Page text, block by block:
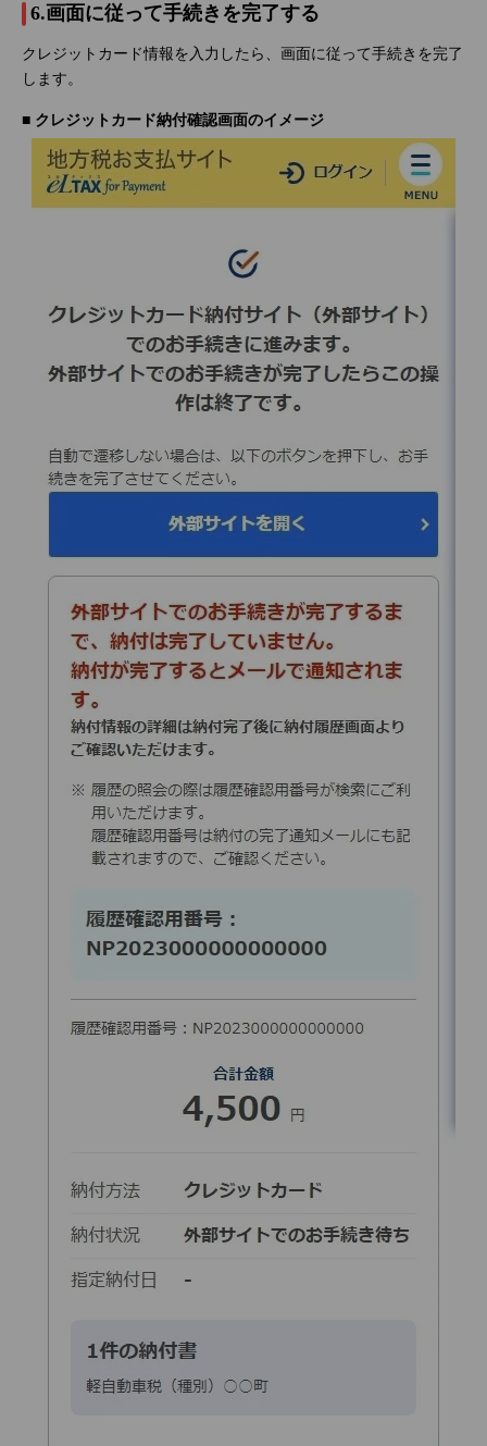
6.画面に従って手続きを完了する
クレジットカード情報を入力したら、画面に従って手続きを完了
します。
■ クレジットカード納付確認画面のイメージ